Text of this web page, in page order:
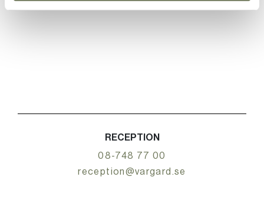
RECEPTION
08-748 77 00
reception@vargard.se